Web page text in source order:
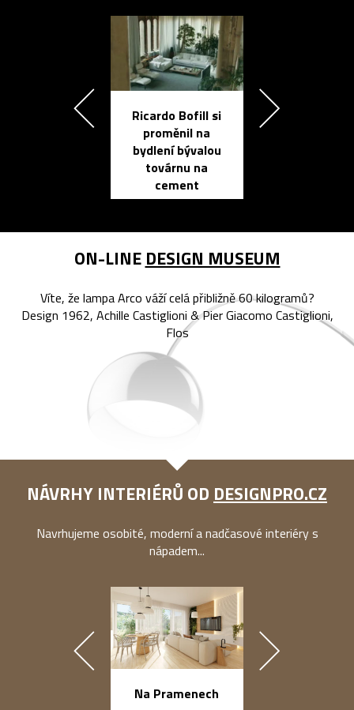
Ricardo Bofill si
proměnil na
bydlení bývalou
továrnu na
cement
ON-LINE DESIGN MUSEUM
Víte, že lampa Arco váží celá přibližně 60 kilogramů?
Design 1962, Achille Castiglioni & Pier Giacomo Castiglioni,
Flos
NÁVRHY INTERIÉRŮ OD DESIGNPRO.CZ
Navrhujeme osobité, moderní a nadčasové interiéry s
nápadem...
Na Pramenech